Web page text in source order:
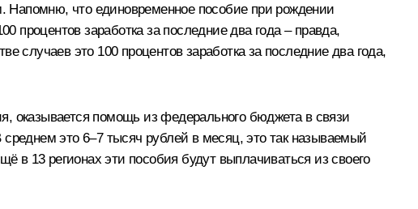
что единовременное пособие при рождении
процентов заработка за последние два года – правда,
это 100 процентов заработка за последние два года,
оказывается помощь из федерального бюджета в связи
это 6–7 тысяч рублей в месяц, это так называемый
в 13 регионах эти пособия будут выплачиваться из своего